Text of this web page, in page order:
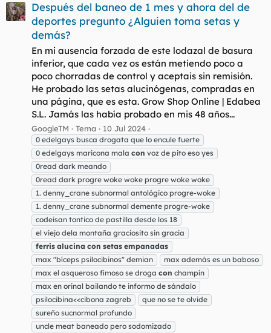
Después del baneo de 1 mes y ahora del de
deportes pregunto ¿Alguien toma setas y
demás?
En mi ausencia forzada de este lodazal de basura
inferior, que cada vez os están metiendo poco a
poco chorradas de control y aceptais sin remisión.
He probado las setas alucinógenas, compradas en
una página, que es esta. Grow Shop Online | Edabea
S.L. Jamás las había probado en mis 48 años...
GoogleTM Tema 10 Jul 2024
0 edelgays busca drogata que lo encule fuerte
0 edelgays maricona mala con voz de pito eso yes
0read dark meando
0read dark progre woke woke progre woke woke
1. denny_crane subnormal antológico progre-woke
1. denny_crane subnormal demente progre-woke
codeisan tontico de pastilla desde los 18
el viejo dela montaña graciosito sin gracia
ferris alucina con setas empanadas
max "bíceps psilocibinos" demian
max además es un baboso
max el asqueroso fimoso se droga con champín
max en orinal bailando te informo de sándalo
psilocibina<<cibona zagreb
que no se te olvide
sureño sucnormal profundo
uncle meat baneado pero sodomizado